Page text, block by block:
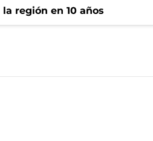
región en 10 años